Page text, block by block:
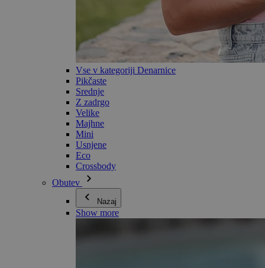
Vse v kategoriji Denarnice
Pikčaste
Srednje
Z zadrgo
Velike
Majhne
Mini
Usnjene
Eco
Crossbody
Obutev
Nazaj
Show more